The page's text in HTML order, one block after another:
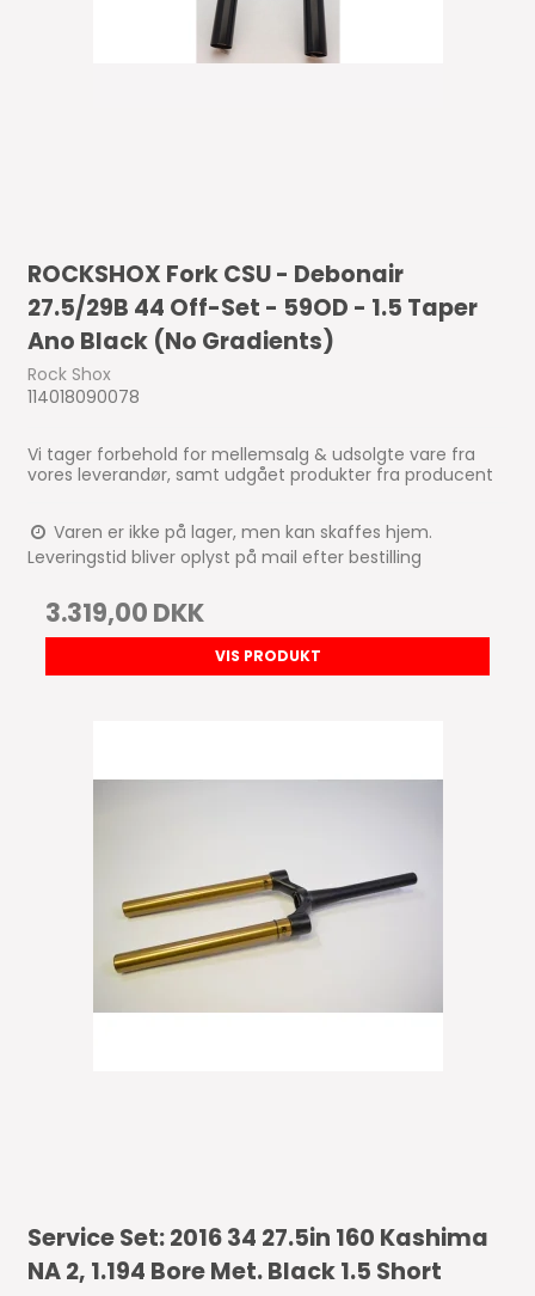
ROCKSHOX Fork CSU - Debonair
27.5/29B 44 Off-Set - 59OD - 1.5 Taper
Ano Black (No Gradients)
Rock Shox
114018090078
Vi tager forbehold for mellemsalg & udsolgte vare fra
vores leverandør, samt udgået produkter fra producent
Varen er ikke på lager, men kan skaffes hjem.
Leveringstid bliver oplyst på mail efter bestilling
3.319,00 DKK
VIS PRODUKT
Service Set: 2016 34 27.5in 160 Kashima
NA 2, 1.194 Bore Met. Black 1.5 Short